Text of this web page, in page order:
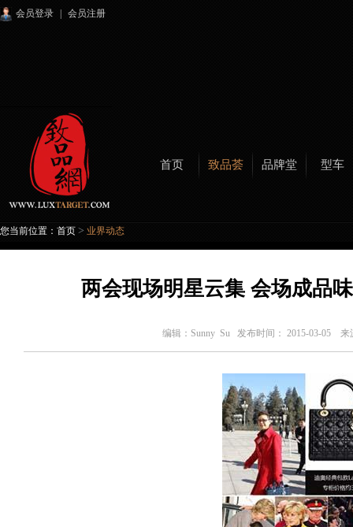
会员登录 会员注册
首页 致品荟 品牌堂 型车
您当前位置： 首页 > 业界动态
两会现场明星云集 会场成品
编辑： Sunny Su 发布时间： 2015-03-05